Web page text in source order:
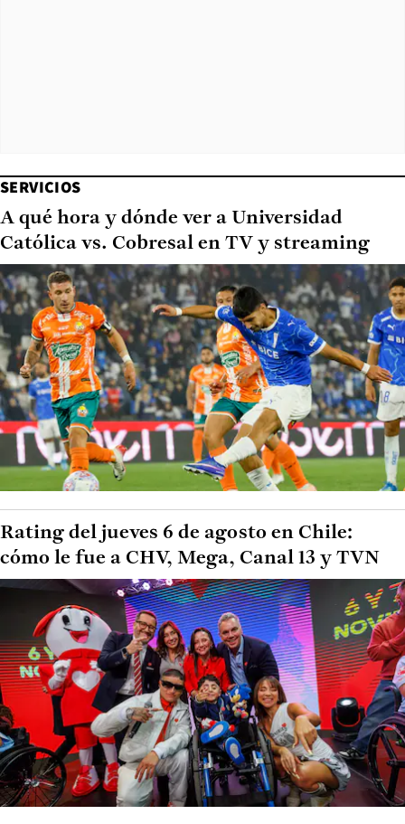
SERVICIOS
A qué hora y dónde ver a Universidad
Católica vs. Cobresal en TV y streaming
Rating del jueves 6 de agosto en Chile:
cómo le fue a CHV, Mega, Canal 13 y TVN